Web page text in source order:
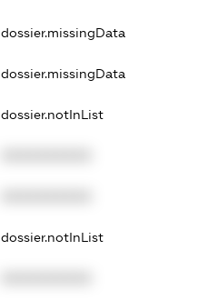
dossier.missingData
dossier.missingData
dossier.notInList
dossier.notInList